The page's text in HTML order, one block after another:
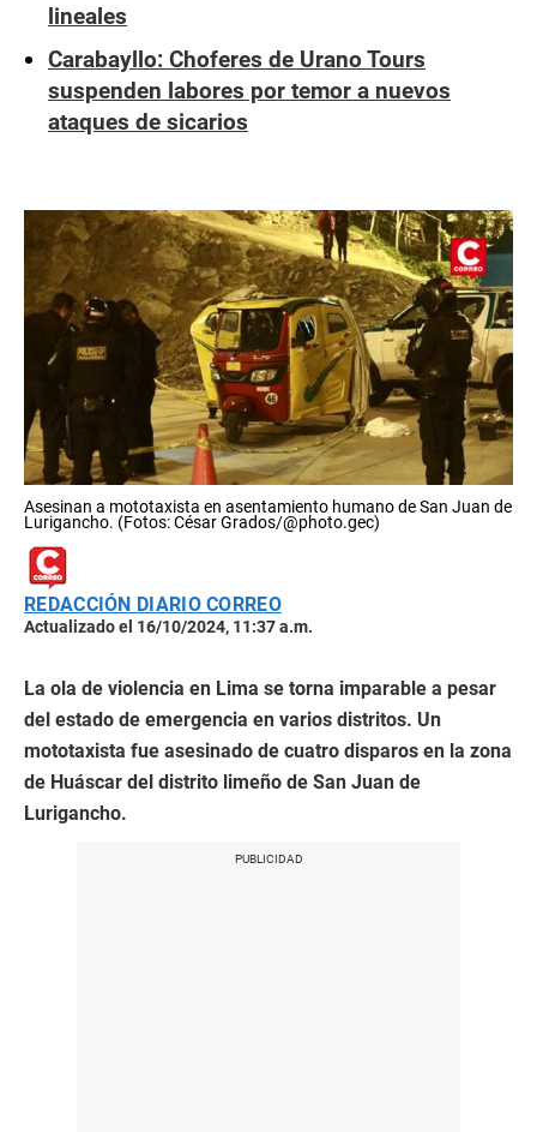
lineales
Carabayllo: Choferes de Urano Tours
suspenden labores por temor a nuevos
ataques de sicarios
Asesinan a mototaxista en asentamiento humano de San Juan de
Lurigancho. (Fotos: César Grados/@photo.gec)
REDACCIÓN DIARIO CORREO
Actualizado el 16/10/2024, 11:37 a.m.
La ola de violencia en Lima se torna imparable a pesar
del estado de emergencia en varios distritos. Un
mototaxista fue asesinado de cuatro disparos en la zona
de Huáscar del distrito limeño de San Juan de
Lurigancho.